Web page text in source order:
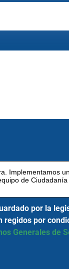
Implementamos
de
por la
por
Generales de